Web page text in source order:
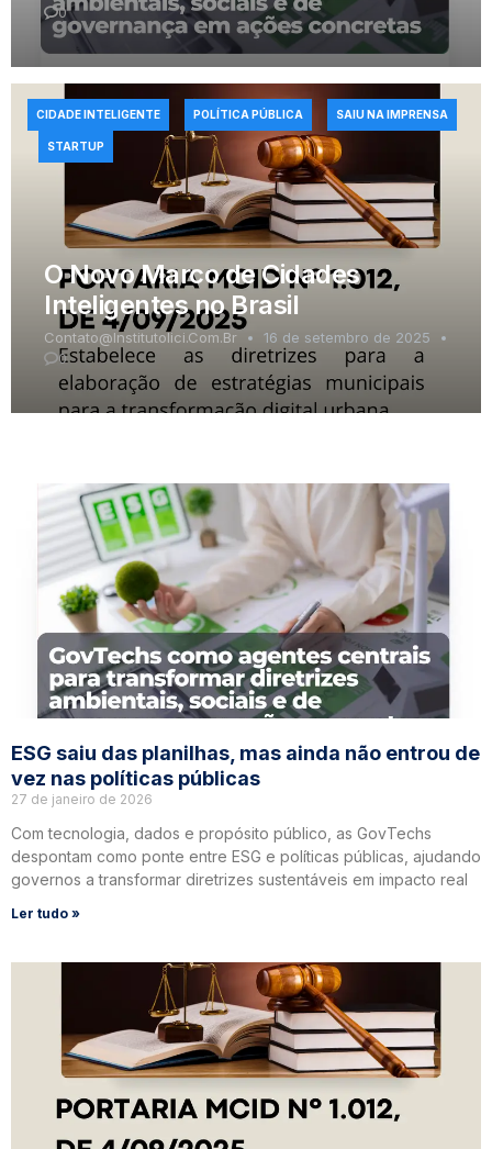
0
O Novo Marco de Cidades
Inteligentes no Brasil
Contato@institutolici.com.br
16 de setembro de 2025
0
CIDADE INTELIGENTE POLÍTICA PÚBLICA SAIU NA IMPRENSA
STARTUP
ESG saiu das planilhas, mas ainda não entrou de
vez nas políticas públicas
27 de janeiro de 2026
Com tecnologia, dados e propósito público, as GovTechs
despontam como ponte entre ESG e políticas públicas, ajudando
governos a transformar diretrizes sustentáveis em impacto real
Ler tudo »